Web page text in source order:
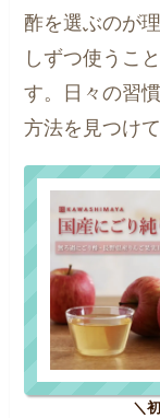
酢を選ぶのが
しずつ使うこ
す。日々の習
方法を見つけ
＼